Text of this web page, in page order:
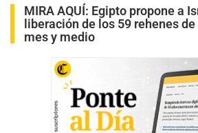
MIRA AQUÍ: Egipto propone a
liberación de los 59 rehenes de
mes y medio